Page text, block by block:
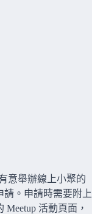
意舉辦線上小聚的
請。申請時需要附上
活動頁面，